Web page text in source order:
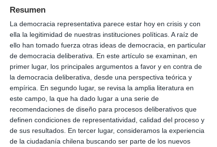
Resumen
La democracia representativa parece estar hoy en crisis y con
ella la legitimidad de nuestras instituciones políticas. A raíz de
ello han tomado fuerza otras ideas de democracia, en particular
de democracia deliberativa. En este artículo se examinan, en
primer lugar, los principales argumentos a favor y en contra de
la democracia deliberativa, desde una perspectiva teórica y
empírica. En segundo lugar, se revisa la amplia literatura en
este campo, la que ha dado lugar a una serie de
recomendaciones de diseño para procesos deliberativos que
definen condiciones de representatividad, calidad del proceso y
de sus resultados. En tercer lugar, consideramos la experiencia
de la ciudadanía chilena buscando ser parte de los nuevos